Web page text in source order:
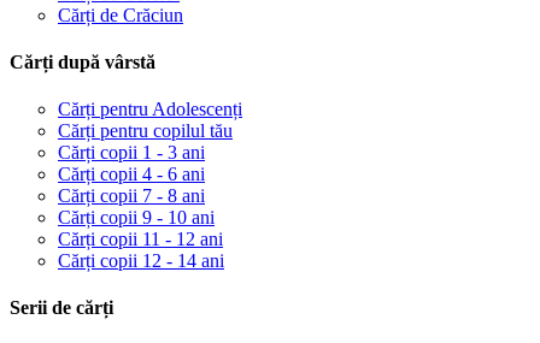
Cărți de Crăciun
Cărți după vârstă
Cărți pentru Adolescenți
Cărți pentru copilul tău
Cărți copii 1 - 3 ani
Cărți copii 4 - 6 ani
Cărți copii 7 - 8 ani
Cărți copii 9 - 10 ani
Cărți copii 11 - 12 ani
Cărți copii 12 - 14 ani
Serii de cărți